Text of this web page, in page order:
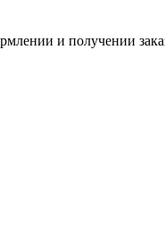
и получении